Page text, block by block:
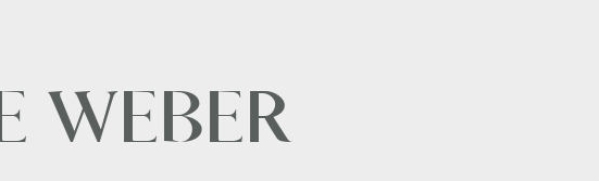
WEBER